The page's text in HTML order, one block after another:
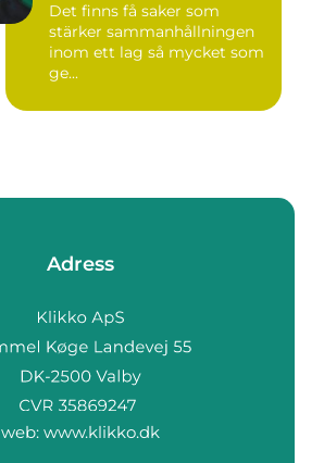
Det finns få saker som
stärker sammanhållningen
inom ett lag så mycket som
ge...
Adress
web: www.klikko.dk